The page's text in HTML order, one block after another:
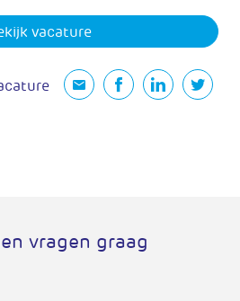
vacature
vragen graag